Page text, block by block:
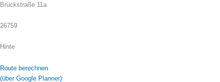
Brückstraße 11a
26759
Hinte
Route berechnen
(über Google Planner)